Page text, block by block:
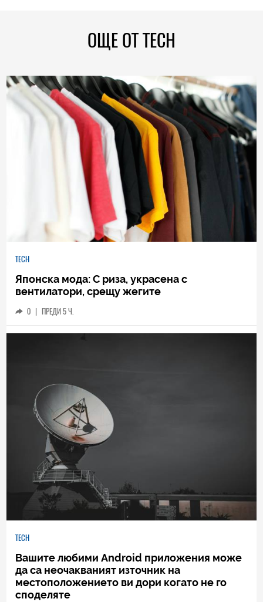
ОЩЕ ОТ TECH
TECH
Японска мода: С риза, украсена с
вентилатори, срещу жегите
0 | ПРЕДИ 5 Ч.
TECH
Вашите любими Android приложения може
да са неочакваният източник на
местоположението ви дори когато не го
споделяте